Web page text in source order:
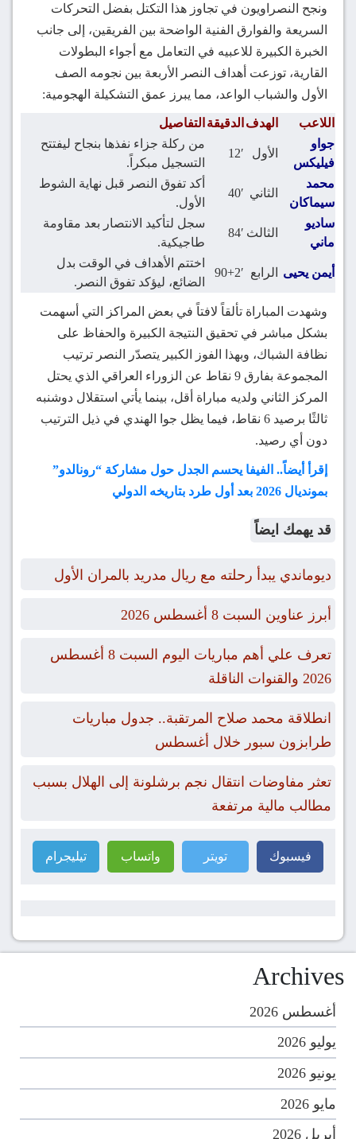
ونجح النصراويون في تجاوز هذا التكتل بفضل التحركات
السريعة والفوارق الفنية الواضحة بين الفريقين، إلى جانب
الخبرة الكبيرة للاعبيه في التعامل مع أجواء البطولات
القارية، توزعت أهداف النصر الأربعة بين نجومه الصف
الأول والشباب الواعد، مما يبرز عمق التشكيلة الهجومية:
اللاعب الهدف الدقيقة التفاصيل
جواو
فيليكس
الأول 12′
من ركلة جزاء نفذها بنجاح ليفتتح
التسجيل مبكراً.
محمد
سيماكان
الثاني 40′
أكد تفوق النصر قبل نهاية الشوط
الأول.
ساديو
ماني
الثالث 84′
سجل لتأكيد الانتصار بعد مقاومة
طاجيكية.
أيمن يحيى الرابع 90+2′
اختتم الأهداف في الوقت بدل
الضائع، ليؤكد تفوق النصر.
وشهدت المباراة تألقاً لافتاً في بعض المراكز التي أسهمت
بشكل مباشر في تحقيق النتيجة الكبيرة والحفاظ على
نظافة الشباك، وبهذا الفوز الكبير يتصدّر النصر ترتيب
المجموعة بفارق 9 نقاط عن الزوراء العراقي الذي يحتل
المركز الثاني ولديه مباراة أقل، بينما يأتي استقلال دوشنبه
ثالثًا برصيد 6 نقاط، فيما يظل جوا الهندي في ذيل الترتيب
دون أي رصيد.
إقرأ أيضاً.. الفيفا يحسم الجدل حول مشاركة “رونالدو”
بمونديال 2026 بعد أول طرد بتاريخه الدولي
قد يهمك ايضاً
ديوماندي يبدأ رحلته مع ريال مدريد بالمران الأول
أبرز عناوين السبت 8 أغسطس 2026
تعرف علي أهم مباريات اليوم السبت 8 أغسطس
2026 والقنوات الناقلة
انطلاقة محمد صلاح المرتقبة.. جدول مباريات
طرابزون سبور خلال أغسطس
تعثر مفاوضات انتقال نجم برشلونة إلى الهلال بسبب
مطالب مالية مرتفعة
فيسبوك تويتر واتساب تيليجرام
Archives
أغسطس 2026
يوليو 2026
يونيو 2026
مايو 2026
أبريل 2026